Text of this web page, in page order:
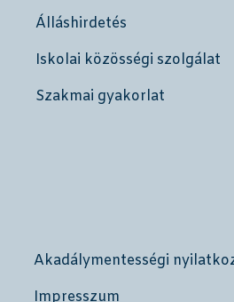
Álláshirdetés
Iskolai közösségi szolgálat
Szakmai gyakorlat
Akadálymentességi
Impresszum